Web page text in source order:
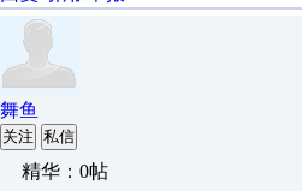
舞鱼
关注 私信
精华：0帖